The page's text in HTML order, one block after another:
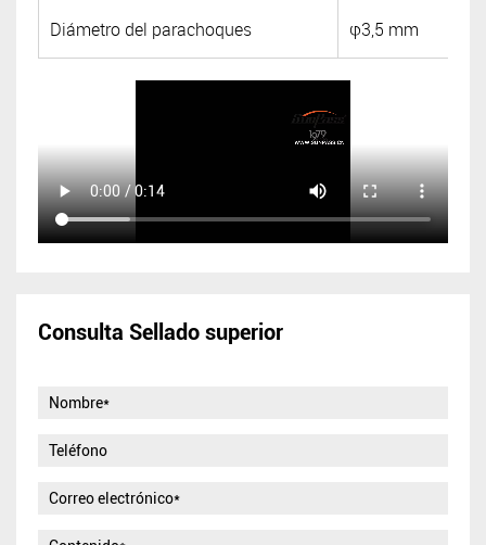
Diámetro del parachoques φ3,5 mm
Consulta Sellado superior